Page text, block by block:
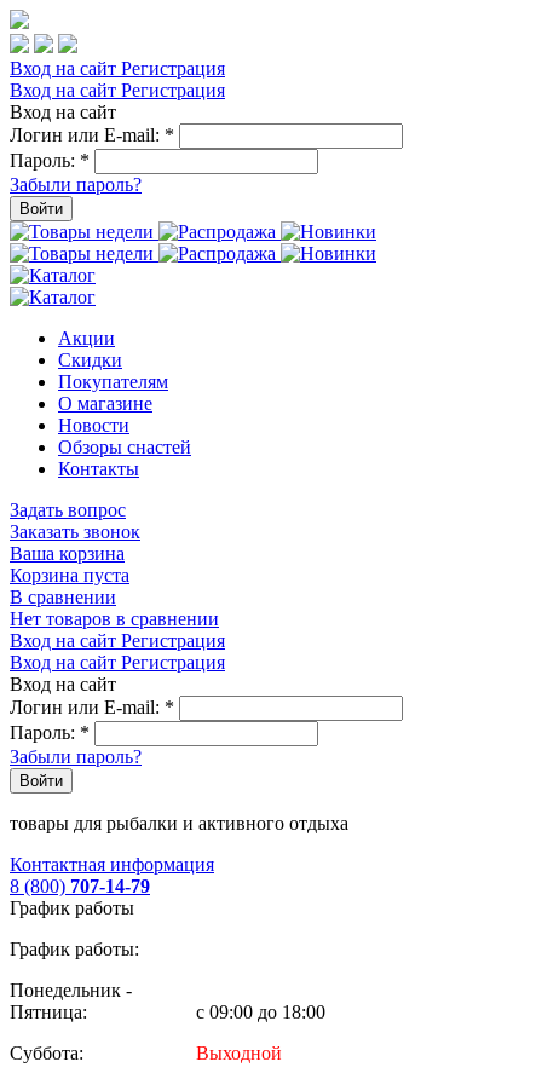
Вход на сайт Регистрация
Вход на сайт Регистрация
Вход на сайт
Логин или E-mail: *
Пароль: *
Забыли пароль?
Войти
Акции
Скидки
Покупателям
О магазине
Новости
Обзоры снастей
Контакты
Задать вопрос
Заказать звонок
Ваша корзина
Корзина пуста
В сравнении
Нет товаров в сравнении
Вход на сайт Регистрация
Вход на сайт Регистрация
Вход на сайт
Логин или E-mail: *
Пароль: *
Забыли пароль?
Войти
товары для рыбалки и активного отдыха
Контактная информация
8 (800) 707-14-79
График работы
График работы:
Понедельник -
Пятница:
с 09:00 до 18:00
Суббота:
Выходной